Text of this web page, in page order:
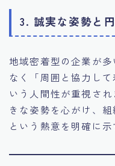
3. 誠実な姿勢と
地域密着型の企業が
なく「周囲と協力し
いう人間性が重視さ
きな姿勢を心がけ、
という熱意を明確に示